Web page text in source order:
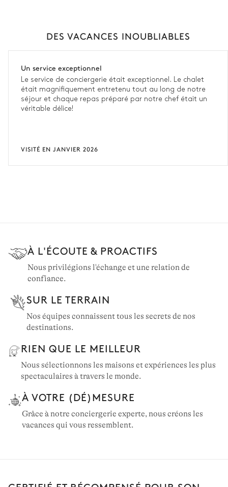
DES VACANCES INOUBLIABLES
Un service exceptionnel
Le service de conciergerie était exceptionnel. Le chalet
était magnifiquement entretenu tout au long de notre
séjour et chaque repas préparé par notre chef était un
véritable délice!
VISITÉ EN JANVIER 2026
À L'ÉCOUTE & PROACTIFS
Nous privilégions l'échange et une relation de
confiance.
SUR LE TERRAIN
Nos équipes connaissent tous les secrets de nos
destinations.
RIEN QUE LE MEILLEUR
Nous sélectionnons les maisons et expériences les plus
spectaculaires à travers le monde.
À VOTRE (DÉ)MESURE
Grâce à notre conciergerie experte, nous créons les
vacances qui vous ressemblent.